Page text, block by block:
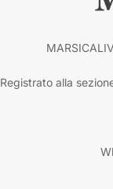
Registrato alla